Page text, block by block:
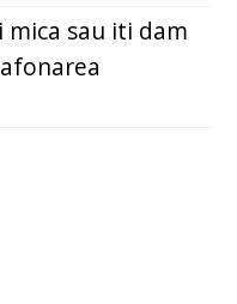
sau iti dam